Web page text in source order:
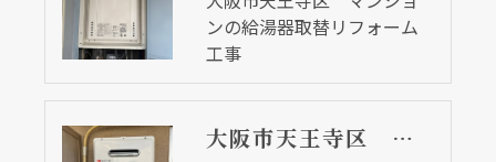
ンの給湯器取替リフォーム
工事
大阪市天王寺区 マンションの給湯器取替リフォーム工事 ２７年前の給湯器